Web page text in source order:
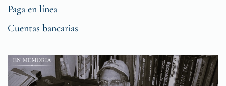
Paga en línea
Cuentas bancarias